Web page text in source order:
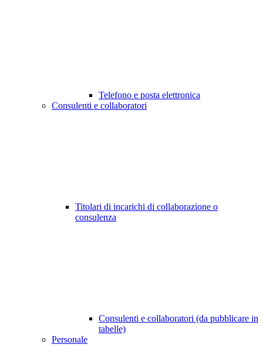
Telefono e posta elettronica
Consulenti e collaboratori
Titolari di incarichi di collaborazione o
consulenza
Consulenti e collaboratori (da pubblicare in
tabelle)
Personale